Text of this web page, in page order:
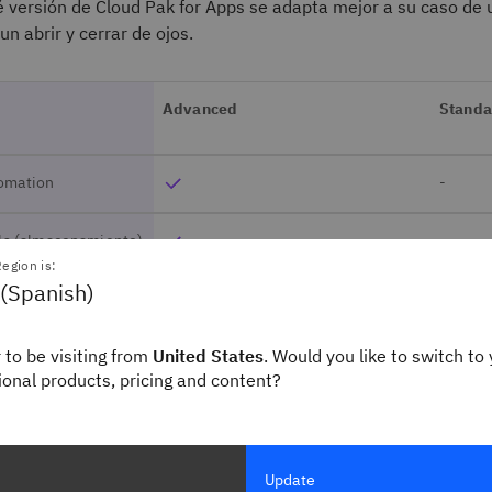
versión de Cloud Pak for Apps se adapta mejor a su caso de
abrir y cerrar de ojos.
Advanced
-
(almacenamiento) -
[sin
de Red Hat
Premium de
is:
to be visiting from United States. Would you like to switch to
products, pricing and content?
Update